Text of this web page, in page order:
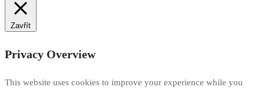
Zavřít
Privacy Overview
This website uses cookies to improve your experience while you